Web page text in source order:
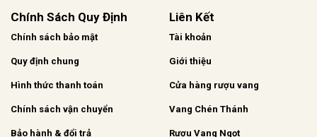
Chính Sách Quy Định
Chính sách bảo mật
Quy định chung
Hình thức thanh toán
Chính sách vận chuyển
Bảo hành & đổi trả
Liên Kết
Tài khoản
Giới thiệu
Cửa hàng rượu vang
Vang Chén Thánh
Rượu Vang Ngọt